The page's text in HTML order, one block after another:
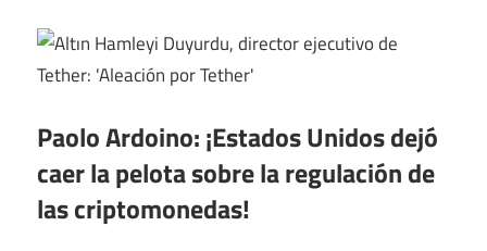
Paolo Ardoino: ¡Estados Unidos dejó
caer la pelota sobre la regulación de
las criptomonedas!